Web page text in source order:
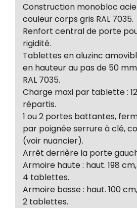
Construction monobloc
couleur corps gris RAL 7035.
Renfort central de porte
rigidité.
Tablettes en aluzinc
en hauteur au pas de 50
RAL 7035.
Charge maxi par tablette :
répartis.
1 ou 2 portes battantes,
par poignée serrure à clé,
(voir nuancier).
Arrêt derrière la porte
Armoire haute : haut. 198
4 tablettes.
Armoire basse : haut. 100
2 tablettes.